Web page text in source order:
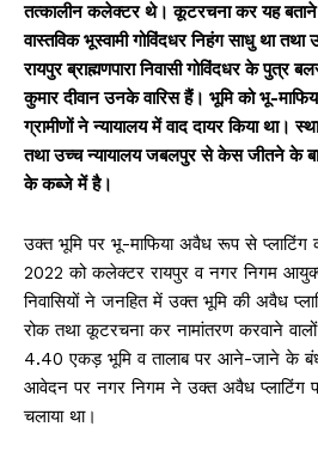
तत्कालीन कलेक्टर थे। कूटरचना कर यह बताने
वास्तविक भूस्वामी गोविंदधर निहंग साधु था
रायपुर ब्राह्मणपारा निवासी गोविंदधर के पुत्र
कुमार दीवान उनके वारिस हैं। भूमि को भू-
ग्रामीणों ने न्यायालय में वाद दायर किया था।
तथा उच्च न्यायालय जबलपुर से केस जीतने के
के कब्जे में है।
उक्त भूमि पर भू-माफिया अवैध रूप से
2022 को कलेक्टर रायपुर व नगर निगम
निवासियों ने जनहित में उक्त भूमि की अवैध
रोक तथा कूटरचना कर नामांतरण करवाने
4.40 एकड़ भूमि व तालाब पर आने-जाने के
आवेदन पर नगर निगम ने उक्त अवैध प्लाटिंग
चलाया था।